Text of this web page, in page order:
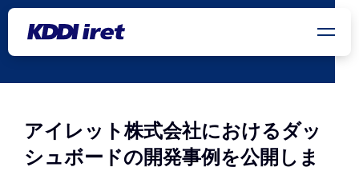
メインコンテンツにスキップ
アイレット株式会社におけるダッ
シュボードの開発事例を公開しま